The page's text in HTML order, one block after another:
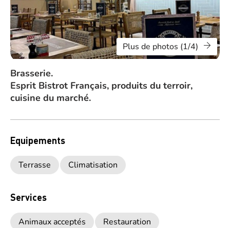
Plus de photos (1/4)
Brasserie.
Esprit Bistrot Français, produits du terroir,
cuisine du marché.
Equipements
Terrasse Climatisation
Services
Animaux acceptés
Restauration